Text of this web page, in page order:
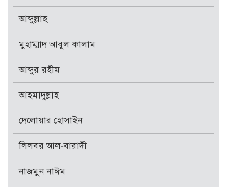
আব্দুল্লাহ
মুহাম্মাদ আবুল কালাম
আব্দুর রহীম
আহমাদুল্লাহ
দেলোয়ার হোসাইন
লিলবর আল-বারাদী
নাজমুন নাঈম